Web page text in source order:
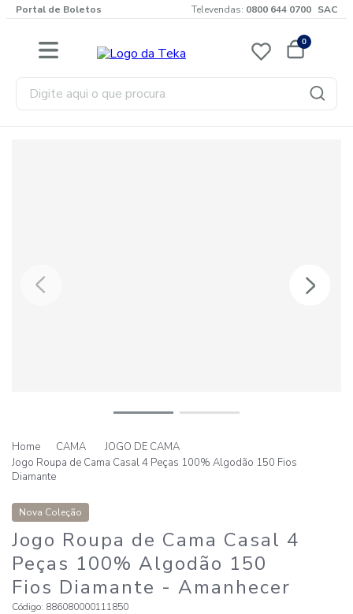
Portal de Boletos Televendas: 0800 644 0700 SAC
0
Digite aqui o que procura
CAMA
JOGO DE CAMA
Jogo Roupa de Cama Casal 4 Peças 100% Algodão 150 Fios
Diamante
Nova Coleção
Jogo Roupa de Cama Casal 4
Peças 100% Algodão 150
Fios Diamante - Amanhecer
Código: 886080000111850